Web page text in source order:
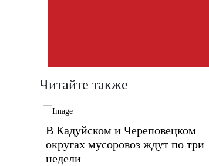
Читайте также
В Кадуйском и Череповецком
округах мусоровоз ждут по три
недели